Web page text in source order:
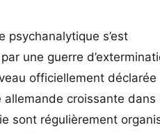
psychanalytique s’est
une guerre
officiellement déclarée
croissante dans
sont régulièrement